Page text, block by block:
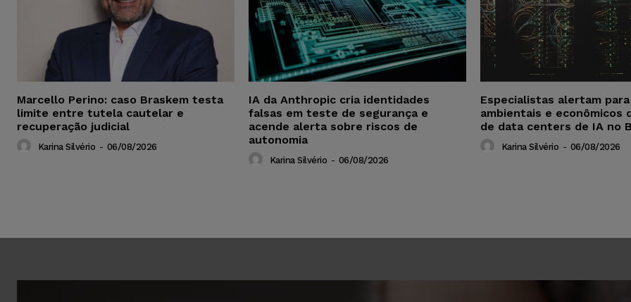
Marcello Perino: caso Braskem testa
limite entre tutela cautelar e
recuperação judicial
Karina Silvério - 06/08/2026
IA da Anthropic cria identidades
falsas em teste de segurança e
acende alerta sobre riscos de
autonomia
Karina Silvério - 06/08/2026
Especialistas alertam
ambientais e econômicos
de data centers de IA no
Karina Silvério - 06/08/2026